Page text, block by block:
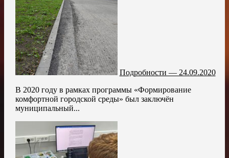
Подробности — 24.09.2020
В 2020 году в рамках программы «Формирование
комфортной городской среды» был заключён
муниципальный...